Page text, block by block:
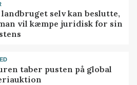
landbruget selv kan beslutte,
vil kæmpe juridisk for sin
taber pusten på global